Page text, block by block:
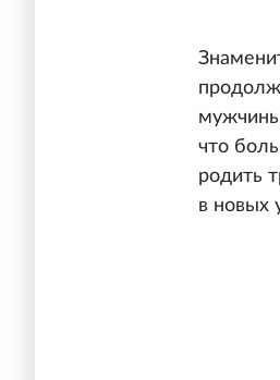
мужчины
что
родить
в новых